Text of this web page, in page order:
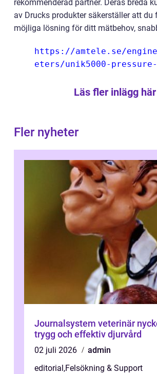
rekommenderad partner. Deras breda
av Drucks produkter säkerställer att du
möjliga lösning för ditt mätbehov,
https://amtele.se/
eters/unik5000-
Läs fler inlägg här
Fler nyheter
Journalsystem veterinär nyckeln till en
trygg och effektiv djurvård
02 juli 2026
admin
editorial ,Felsökning & Support